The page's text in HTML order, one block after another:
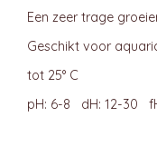
Een zeer trage
Geschikt voor
tot 25° C
pH: 6-8 dH: 12-30